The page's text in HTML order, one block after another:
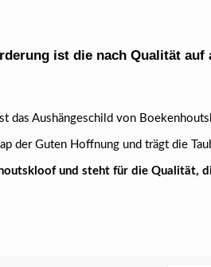
ist die nach Qualität auf
das Aushängeschild von
der Guten Hoffnung und trägt die
und steht für die Qualität,